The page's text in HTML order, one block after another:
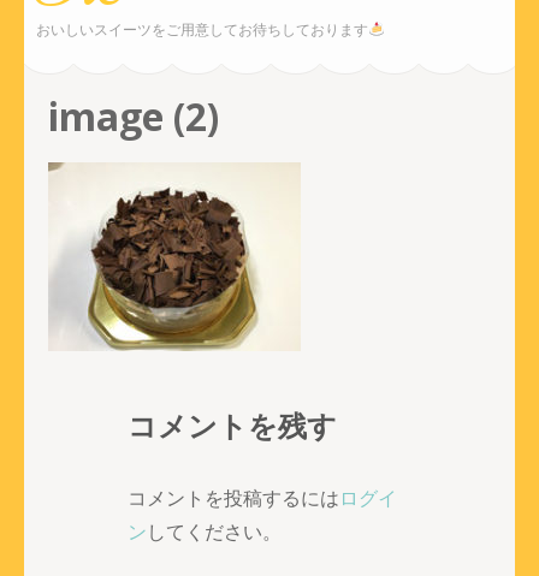
す)
おいしいスイーツをご用意してお待ちしております
image (2)
コメントを残す
コメントを投稿するにはログイ
ンしてください。